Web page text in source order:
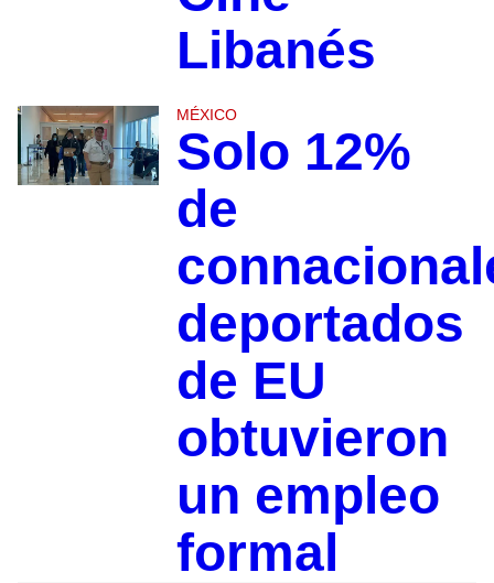
Libanés
MÉXICO
Solo 12%
de
deportados
de EU
obtuvieron
un empleo
formal